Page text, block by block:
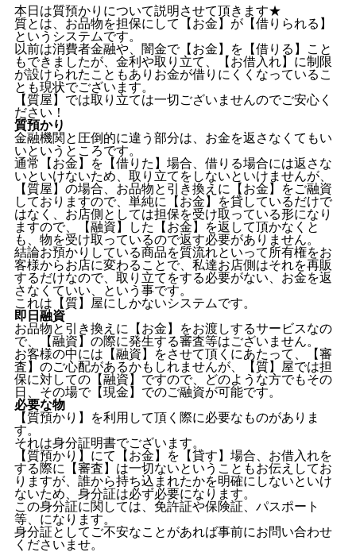
本日は質預かりについて説明させて頂きます★
質とは、お品物を担保にして【お金】が【借りられる】
というシステムです。
以前は消費者金融や、闇金で【お金】を【借りる】こと
もできましたが、金利や取り立て、【お借入れ】に制限
が設けられたこともありお金が借りにくくなっているこ
とも現状でございます。
【質屋】では取り立ては一切ございませんのでご安心く
ださい！
質預かり
金融機関と圧倒的に違う部分は、お金を返さなくてもい
いというところです。
通常【お金】を【借りた】場合、借りる場合には返さな
いといけないため、取り立てをしないといけませんが、
【質屋】の場合、お品物と引き換えに【お金】をご融資
しておりますので、単純に【お金】を貸しているだけで
はなく、お店側としては担保を受け取っている形になり
ますので、【融資】した【お金】を返して頂かなくと
も、物を受け取っているので返す必要がありません。
結論お預かりしている商品を質流れといって所有権をお
客様からお店に変わることで、私達お店側はそれを再販
するだけなので、取り立てをする必要がない、お金を返
さなくていい、という事です。
これは【質】屋にしかないシステムです。
即日融資
お品物と引き換えに【お金】をお渡しするサービスなの
で、【融資】の際に発生する審査等はございません。
お客様の中には【融資】をさせて頂くにあたって、【審
査】のご心配があるかもしれませんが、【質】屋では担
保に対しての【融資】ですので、どのような方でもその
日、その場で【現金】でのご融資が可能です。
必要な物
【質預かり】を利用して頂く際に必要なものがありま
す。
それは身分証明書でございます。
【質預かり】にて【お金】を【貸す】場合、お借入れを
する際に【審査】は一切ないということもお伝えしてお
りますが、誰から持ち込まれたかを明確にしないといけ
ないため、身分証は必ず必要になります。
この身分証に関しては、免許証や保険証、パスポート
等、になります。
身分証としてご不安なことがあれば事前にお問い合わせ
くださいませ。